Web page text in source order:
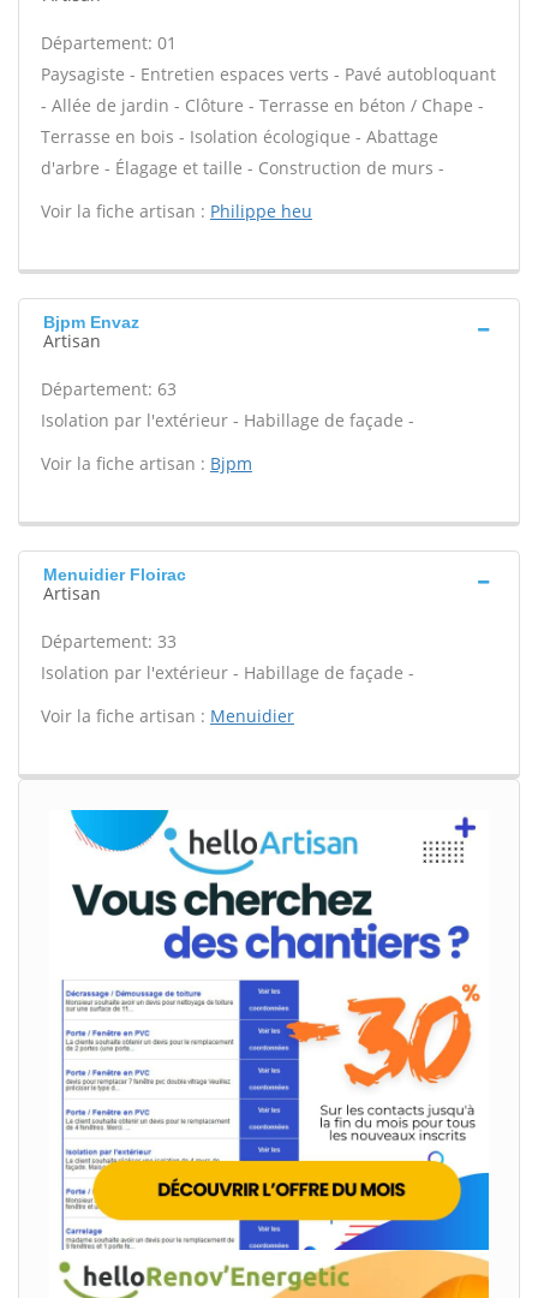
Département: 01
Paysagiste - Entretien espaces verts - Pavé autobloquant
- Allée de jardin - Clôture - Terrasse en béton / Chape -
Terrasse en bois - Isolation écologique - Abattage
d'arbre - Élagage et taille - Construction de murs -
Voir la fiche artisan : Philippe heu
Bjpm Envaz
Artisan
Département: 63
Isolation par l'extérieur - Habillage de façade -
Voir la fiche artisan : Bjpm
Menuidier Floirac
Artisan
Département: 33
Isolation par l'extérieur - Habillage de façade -
Voir la fiche artisan : Menuidier